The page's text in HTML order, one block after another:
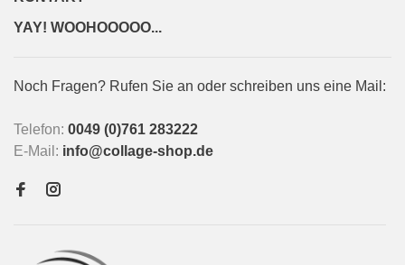
YAY! WOOHOOOOO...
Noch Fragen? Rufen Sie an oder schreiben uns eine Mail:
Telefon: 0049 (0)761 283222
E-Mail: info@collage-shop.de